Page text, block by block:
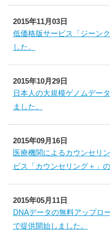
2015年11月03日
低価格版サービス「ジーン
した。
2015年10月29日
日本人の大規模ゲノムデー
ました。
2015年09月16日
医療機関によるカウンセリ
ビス「カウンセリング＋」
2015年05月11日
DNAデータの無料アップロ
で提供開始しました。